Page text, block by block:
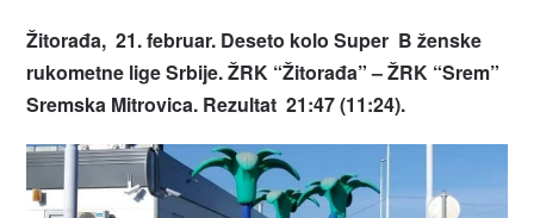
Žitorađa, 21. februar. Deseto kolo Super B ženske
rukometne lige Srbije. ŽRK “Žitorađa” – ŽRK “Srem”
Sremska Mitrovica. Rezultat 21:47 (11:24).